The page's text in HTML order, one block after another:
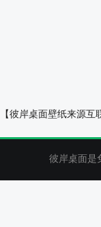
【彼岸桌面壁纸来源
彼岸桌面是